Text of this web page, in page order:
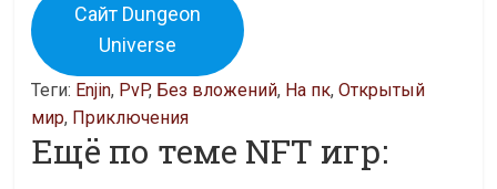
Сайт Dungeon
Universe
Теги: Enjin, PvP, Без вложений, На пк,Открытый
мир, Приключения
Ещё по теме NFT игр: